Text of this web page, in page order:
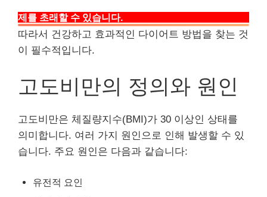
제를 초래할 수 있습니다.
따라서 건강하고 효과적인 다이어트 방법을 찾는 것
이 필수적입니다.
고도비만의 정의와 원인
고도비만은 체질량지수(BMI)가 30 이상인 상태를
의미합니다. 여러 가지 원인으로 인해 발생할 수 있
습니다. 주요 원인은 다음과 같습니다:
유전적 요인